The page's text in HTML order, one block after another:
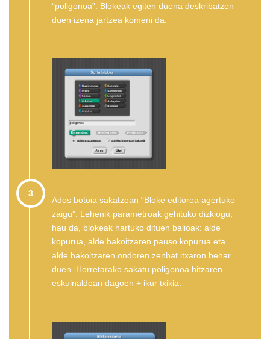
“poligonoa”. Blokeak egiten duena deskribatzen
duen izena jartzea komeni da.
3
Ados botoia sakatzean “Bloke editorea agertuko
zaigu”. Lehenik parametroak gehituko dizkiogu,
hau da, blokeak hartuko dituen balioak: alde
kopurua, alde bakoitzaren pauso kopurua eta
alde bakoitzaren ondoren zenbat itxaron behar
duen. Horretarako sakatu poligonoa hitzaren
eskuinaldean dagoen + ikur txikia.